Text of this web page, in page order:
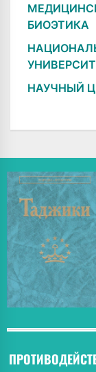
БИОЭТИКА
НАУЧНЫЙ